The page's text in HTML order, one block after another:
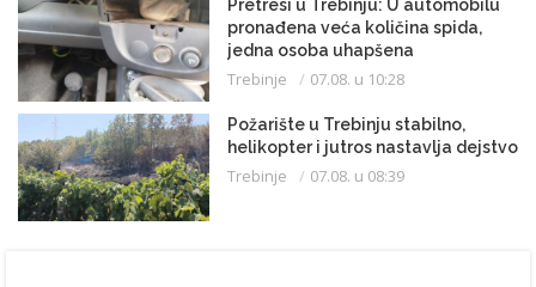
Pretresi u Trebinju: U automobilu
pronađena veća količina spida,
jedna osoba uhapšena
Trebinje 07.08. u 10:28
Požarište u Trebinju stabilno,
helikopter i jutros nastavlja dejstvo
Trebinje 07.08. u 08:39